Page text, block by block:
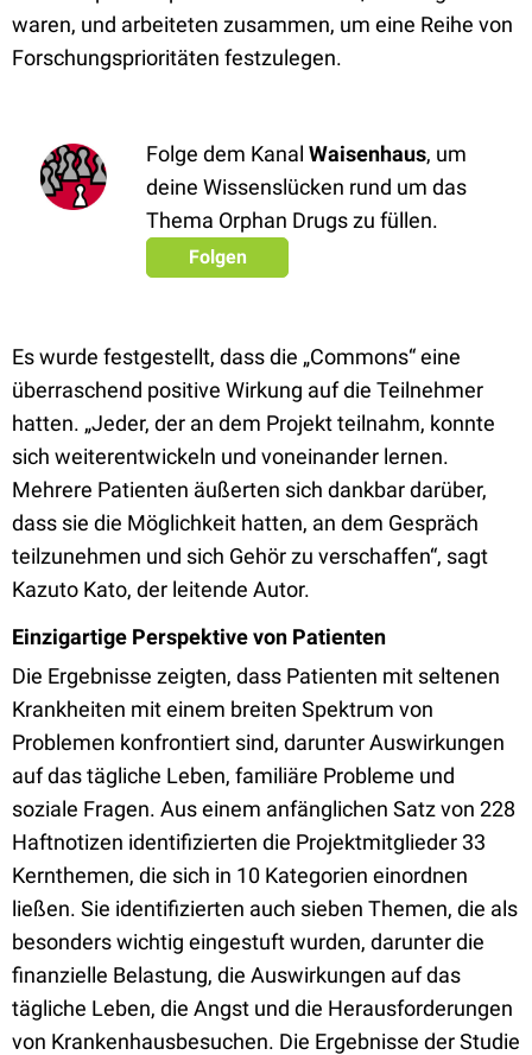
waren, und arbeiteten zusammen, um eine Reihe von
Forschungsprioritäten festzulegen.
Folge dem Kanal Waisenhaus, um
deine Wissenslücken rund um das
Thema Orphan Drugs zu füllen.
Folgen
Es wurde festgestellt, dass die „Commons“ eine
überraschend positive Wirkung auf die Teilnehmer
hatten. „Jeder, der an dem Projekt teilnahm, konnte
sich weiterentwickeln und voneinander lernen.
Mehrere Patienten äußerten sich dankbar darüber,
dass sie die Möglichkeit hatten, an dem Gespräch
teilzunehmen und sich Gehör zu verschaffen“, sagt
Kazuto Kato, der leitende Autor.
Einzigartige Perspektive von Patienten
Die Ergebnisse zeigten, dass Patienten mit seltenen
Krankheiten mit einem breiten Spektrum von
Problemen konfrontiert sind, darunter Auswirkungen
auf das tägliche Leben, familiäre Probleme und
soziale Fragen. Aus einem anfänglichen Satz von 228
Haftnotizen identifizierten die Projektmitglieder 33
Kernthemen, die sich in 10 Kategorien einordnen
ließen. Sie identifizierten auch sieben Themen, die als
besonders wichtig eingestuft wurden, darunter die
finanzielle Belastung, die Auswirkungen auf das
tägliche Leben, die Angst und die Herausforderungen
von Krankenhausbesuchen. Die Ergebnisse der Studie